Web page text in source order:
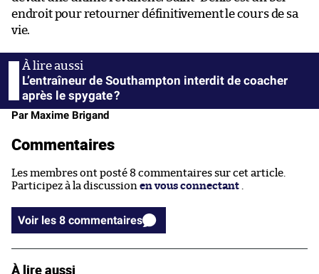
endroit pour retourner définitivement le cours de sa
vie.
L’entraîneur de Southampton interdit de coacher
après le spygate ?
Par Maxime Brigand
Commentaires
Les membres ont posté 8 commentaires sur cet article.
Participez à la discussion en vous connectant
Voir les 8 commentaires
À lire aussi